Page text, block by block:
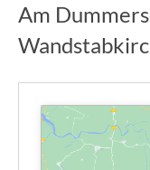
Am